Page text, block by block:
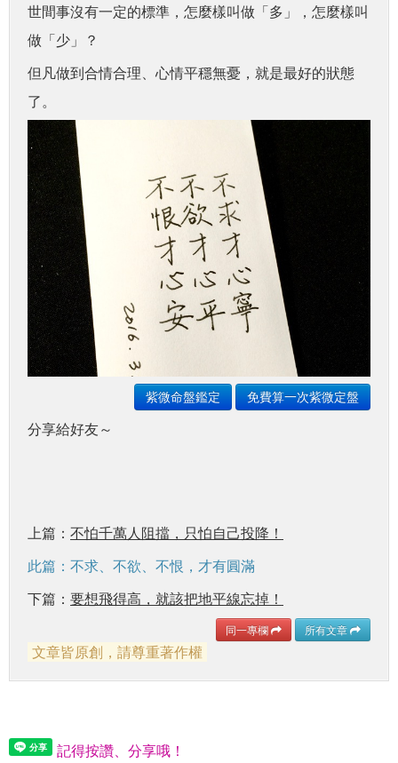
世間事沒有一定的標準，怎麼樣叫做「多」，怎麼樣叫
做「少」？
但凡做到合情合理、心情平穩無憂，就是最好的狀態
了。
紫微命盤鑑定 免費算一次紫微定盤
分享給好友～
上篇： 不怕千萬人阻擋，只怕自己投降！
此篇：不求、不欲、不恨，才有圓滿
下篇： 要想飛得高，就該把地平線忘掉！
同一專欄 所有文章
文章皆原創，請尊重著作權
記得按讚、分享哦！